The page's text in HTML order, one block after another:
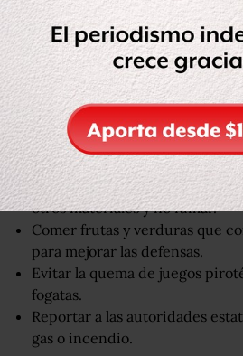
mayores y personas con
cardiovasculares).
Evitar hacer actividades
como hacer ejercicio al aire
día.
Si se usa aire acondicionado
automóvil, se recomienda
“recirculación”.
En casa no prender velas ni
otros materiales y no fumar.
Comer frutas y verduras que
para mejorar las defensas.
Evitar la quema de juegos
fogatas.
Reportar a las autoridades
gas o incendio.